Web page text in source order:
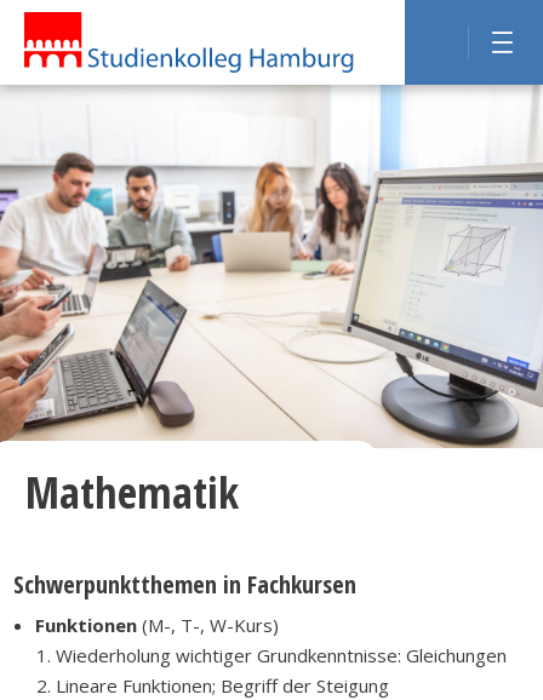
Mathematik
Schwerpunktthemen in Fachkursen
Funktionen(M-, T-, W-Kurs)
Wiederholung wichtiger Grundkenntnisse: Gleichungen
Lineare Funktionen; Begriff der Steigung